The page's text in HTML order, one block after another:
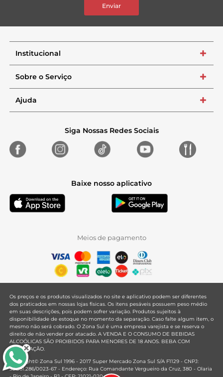
Enviar
Institucional +
Sobre o Serviço +
Ajuda +
Siga Nossas Redes Sociais
Baixe nosso aplicativo
Meios de pagamento
Os preços e os produtos visualizados no site e aplicativo podem ser diferentes
dos praticados em nossas lojas físicas. Os itens pesáveis possuem peso médio
em suas descrições, pois podem sofrer variação. Produtos sujeitos à
disponibilidade de estoque no momento da separação. Caso falte algum item, o
mesmo não será cobrado. O Zona Sul é uma empresa varejista e se reserva o
direito de não vender por atacado. A VENDA E O CONSUMO DE BEBIDAS
ALCOÓLICAS SÃO PROIBIDOS PARA MENORES DE 18 ANOS. BEBA COM
MODERAÇÃO.
Copyright© Zona Sul 1996 - 2017 Super Mercado Zona Sul S/A F1129 - CNPJ:
33.381.286/0023-67 - Endereço: Rua Comandante Vergueiro da Cruz, 380 - Olaria